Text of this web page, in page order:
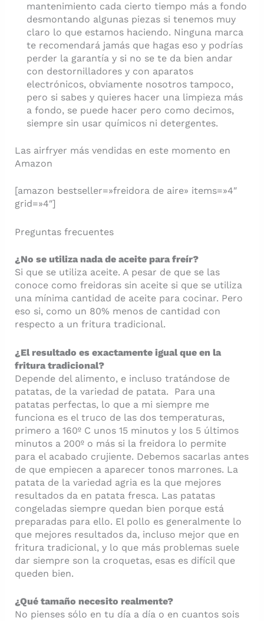
mantenimiento cada cierto tiempo más a fondo
desmontando algunas piezas si tenemos muy
claro lo que estamos haciendo. Ninguna marca
te recomendará jamás que hagas eso y podrías
perder la garantía y si no se te da bien andar
con destornilladores y con aparatos
electrónicos, obviamente nosotros tampoco,
pero si sabes y quieres hacer una limpieza más
a fondo, se puede hacer pero como decimos,
siempre sin usar químicos ni detergentes.
Las airfryer más vendidas en este momento en
Amazon
[amazon bestseller=»freidora de aire» items=»4″
grid=»4″]
Preguntas frecuentes
¿No se utiliza nada de aceite para freír?
Si que se utiliza aceite. A pesar de que se las
conoce como freidoras sin aceite si que se utiliza
una mínima cantidad de aceite para cocinar. Pero
eso si, como un 80% menos de cantidad con
respecto a un fritura tradicional.
¿El resultado es exactamente igual que en la
fritura tradicional?
Depende del alimento, e incluso tratándose de
patatas, de la variedad de patata. Para una
patatas perfectas, lo que a mi siempre me
funciona es el truco de las dos temperaturas,
primero a 160º C unos 15 minutos y los 5 últimos
minutos a 200º o más si la freidora lo permite
para el acabado crujiente. Debemos sacarlas antes
de que empiecen a aparecer tonos marrones. La
patata de la variedad agria es la que mejores
resultados da en patata fresca. Las patatas
congeladas siempre quedan bien porque está
preparadas para ello. El pollo es generalmente lo
que mejores resultados da, incluso mejor que en
fritura tradicional, y lo que más problemas suele
dar siempre son la croquetas, esas es difícil que
queden bien.
¿Qué tamaño necesito realmente?
No pienses sólo en tu día a día o en cuantos sois